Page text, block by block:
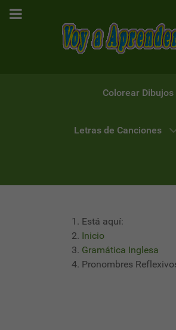
Colorear Dibujos
Letras de Canciones
Está aquí:
Inicio
Gramática Inglesa
Pronombres